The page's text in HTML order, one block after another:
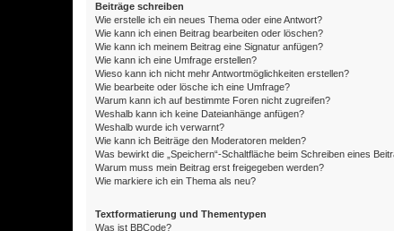
Beiträge schreiben
Wie erstelle ich ein neues Thema oder eine Antwort?
Wie kann ich einen Beitrag bearbeiten oder löschen?
Wie kann ich meinem Beitrag eine Signatur anfügen?
Wie kann ich eine Umfrage erstellen?
Wieso kann ich nicht mehr Antwortmöglichkeiten erstellen?
Wie bearbeite oder lösche ich eine Umfrage?
Warum kann ich auf bestimmte Foren nicht zugreifen?
Weshalb kann ich keine Dateianhänge anfügen?
Weshalb wurde ich verwarnt?
Wie kann ich Beiträge den Moderatoren melden?
Was bewirkt die „Speichern“-Schaltfläche beim Schreiben eines
Warum muss mein Beitrag erst freigegeben werden?
Wie markiere ich ein Thema als neu?
Textformatierung und Thementypen
Was ist BBCode?